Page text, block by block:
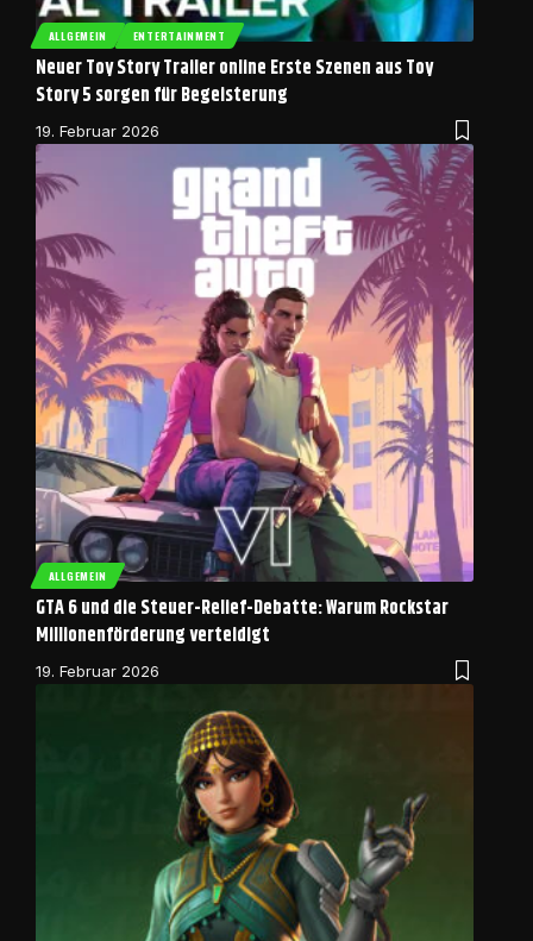
ALLGEMEIN ENTERTAINMENT
Neuer Toy Story Trailer online Erste Szenen aus Toy
Story 5 sorgen für Begeisterung
19. Februar 2026
ALLGEMEIN
GTA 6 und die Steuer-Relief-Debatte: Warum Rockstar
Millionenförderung verteidigt
19. Februar 2026